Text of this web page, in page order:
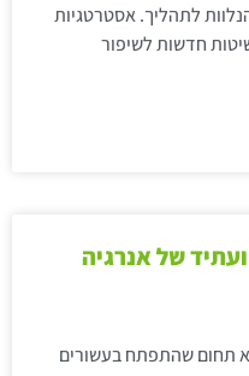
לתהליך. אסטרטגיות
חדשות לשיפור
של אנרגיה
תחום שהתפתח בעשורים